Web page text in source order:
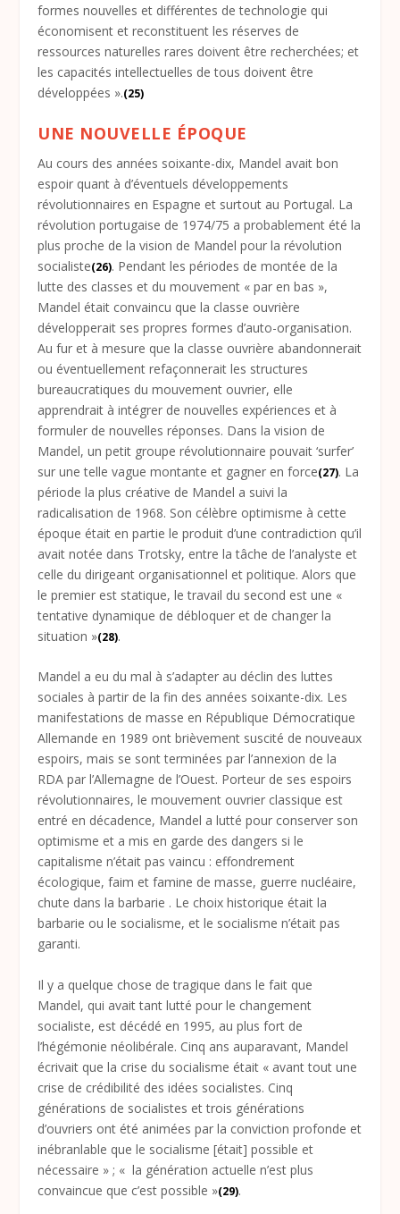
formes nouvelles et différentes de technologie qui
économisent et reconstituent les réserves de
ressources naturelles rares doivent être recherchées; et
les capacités intellectuelles de tous doivent être
développées ».(25)
UNE NOUVELLE ÉPOQUE
Au cours des années soixante-dix, Mandel avait bon
espoir quant à d’éventuels développements
révolutionnaires en Espagne et surtout au Portugal. La
révolution portugaise de 1974/75 a probablement été la
plus proche de la vision de Mandel pour la révolution
socialiste(26). Pendant les périodes de montée de la
lutte des classes et du mouvement « par en bas »,
Mandel était convaincu que la classe ouvrière
développerait ses propres formes d’auto-organisation.
Au fur et à mesure que la classe ouvrière abandonnerait
ou éventuellement refaçonnerait les structures
bureaucratiques du mouvement ouvrier, elle
apprendrait à intégrer de nouvelles expériences et à
formuler de nouvelles réponses. Dans la vision de
Mandel, un petit groupe révolutionnaire pouvait ‘surfer’
sur une telle vague montante et gagner en force(27). La
période la plus créative de Mandel a suivi la
radicalisation de 1968. Son célèbre optimisme à cette
époque était en partie le produit d’une contradiction qu’il
avait notée dans Trotsky, entre la tâche de l’analyste et
celle du dirigeant organisationnel et politique. Alors que
le premier est statique, le travail du second est une «
tentative dynamique de débloquer et de changer la
situation »(28).
Mandel a eu du mal à s’adapter au déclin des luttes
sociales à partir de la fin des années soixante-dix. Les
manifestations de masse en République Démocratique
Allemande en 1989 ont brièvement suscité de nouveaux
espoirs, mais se sont terminées par l’annexion de la
RDA par l’Allemagne de l’Ouest. Porteur de ses espoirs
révolutionnaires, le mouvement ouvrier classique est
entré en décadence, Mandel a lutté pour conserver son
optimisme et a mis en garde des dangers si le
capitalisme n’était pas vaincu : effondrement
écologique, faim et famine de masse, guerre nucléaire,
chute dans la barbarie . Le choix historique était la
barbarie ou le socialisme, et le socialisme n’était pas
garanti.
Il y a quelque chose de tragique dans le fait que
Mandel, qui avait tant lutté pour le changement
socialiste, est décédé en 1995, au plus fort de
l’hégémonie néolibérale. Cinq ans auparavant, Mandel
écrivait que la crise du socialisme était « avant tout une
crise de crédibilité des idées socialistes. Cinq
générations de socialistes et trois générations
d’ouvriers ont été animées par la conviction profonde et
inébranlable que le socialisme [était] possible et
nécessaire » ; « la génération actuelle n’est plus
convaincue que c’est possible »(29).